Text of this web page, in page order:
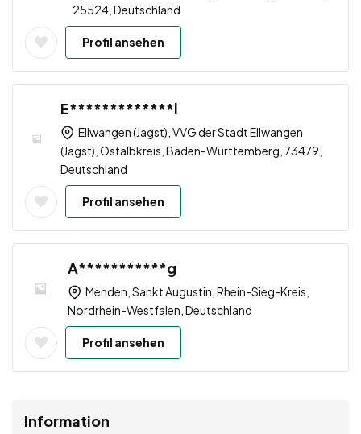
25524, Deutschland
Profil ansehen
E*************l
Ellwangen (Jagst), VVG der Stadt Ellwangen
(Jagst), Ostalbkreis, Baden-Württemberg, 73479,
Deutschland
Profil ansehen
A***********g
Menden, Sankt Augustin, Rhein-Sieg-Kreis,
Nordrhein-Westfalen, Deutschland
Profil ansehen
Information